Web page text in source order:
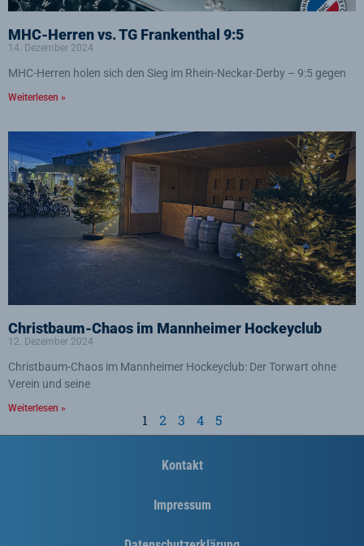
MHC-Herren vs. TG Frankenthal 9:5
14. Dezember 2024
MHC-Herren holen sich den Sieg im Rhein-Neckar-Derby – 9:5 gegen
Weiterlesen »
Christbaum-Chaos im Mannheimer Hockeyclub
12. Dezember 2024
Christbaum-Chaos im Mannheimer Hockeyclub: Der Torwart ohne
Verein und seine
Weiterlesen »
1 2 3 4 5
Kontakt
Impressum